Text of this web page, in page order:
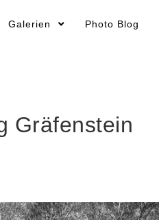
Galerien Photo Blog
Gräfenstein